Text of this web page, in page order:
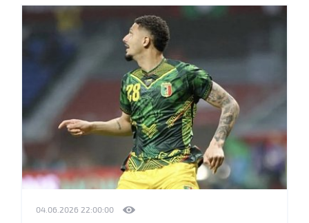
04.06.2026 22:00:00